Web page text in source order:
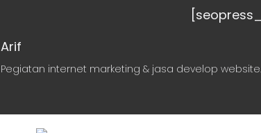
Arif
Pegiatan internet marketing & jasa develop